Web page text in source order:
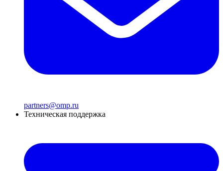
partners@omp.ru
Техническая поддержка